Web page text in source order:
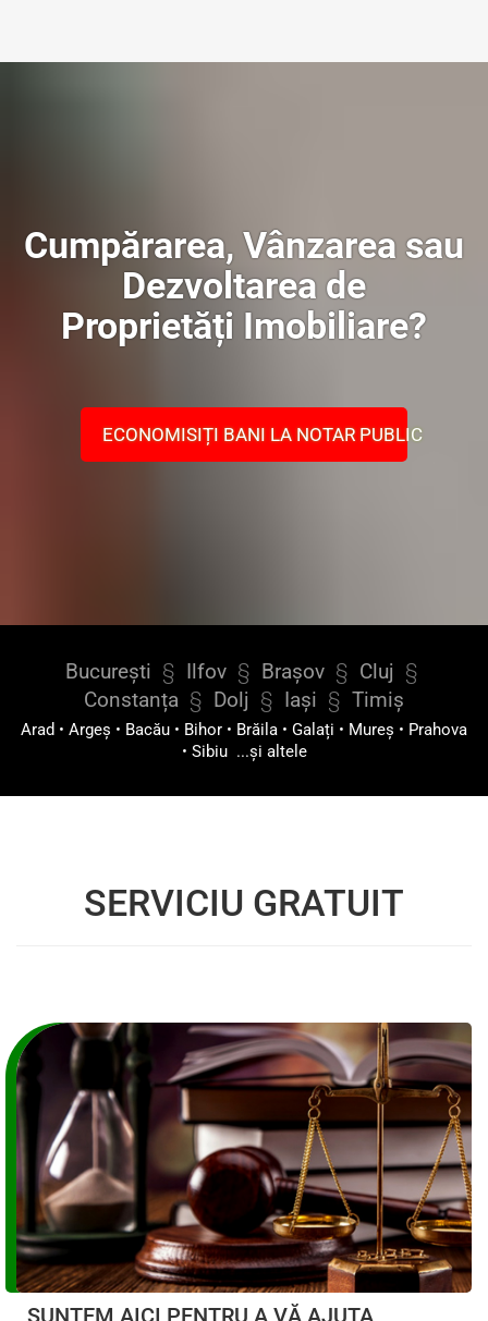
Cumpărarea, Vânzarea sau
Dezvoltarea de
Proprietăți Imobiliare?
ECONOMISIȚI BANI LA NOTAR PUBLIC
București § Ilfov§ Brașov§ Cluj §
Constanța § Dolj § Iași § Timiș
Arad • Argeș • Bacău • Bihor • Brăila • Galați • Mureș • Prahova
• Sibiu ...și altele
SERVICIU GRATUIT